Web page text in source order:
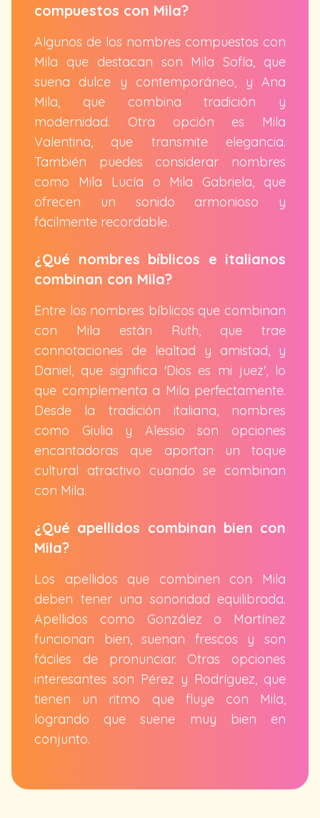
compuestos con Mila?
Algunos de los nombres compuestos con
Mila que destacan son Mila Sofía, que
suena dulce y contemporáneo, y Ana
Mila, que combina tradición y
modernidad. Otra opción es Mila
Valentina, que transmite elegancia.
También puedes considerar nombres
como Mila Lucía o Mila Gabriela, que
ofrecen un sonido armonioso y
fácilmente recordable.
¿Qué nombres bíblicos e italianos
combinan con Mila?
Entre los nombres bíblicos que combinan
con Mila están Ruth, que trae
connotaciones de lealtad y amistad, y
Daniel, que significa 'Dios es mi juez', lo
que complementa a Mila perfectamente.
Desde la tradición italiana, nombres
como Giulia y Alessio son opciones
encantadoras que aportan un toque
cultural atractivo cuando se combinan
con Mila.
¿Qué apellidos combinan bien con
Mila?
Los apellidos que combinen con Mila
deben tener una sonoridad equilibrada.
Apellidos como González o Martínez
funcionan bien, suenan frescos y son
fáciles de pronunciar. Otras opciones
interesantes son Pérez y Rodríguez, que
tienen un ritmo que fluye con Mila,
logrando que suene muy bien en
conjunto.